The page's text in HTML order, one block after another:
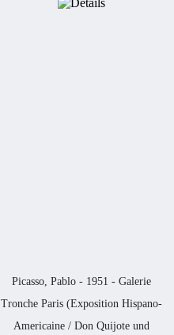
Picasso, Pablo - 1951 - Galerie
Tronche Paris (Exposition Hispano-
Americaine / Don Quijote und